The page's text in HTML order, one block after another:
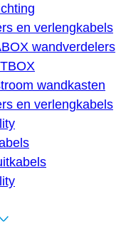
en verlengkabels
wandverdelers
wandkasten
en verlengkabels